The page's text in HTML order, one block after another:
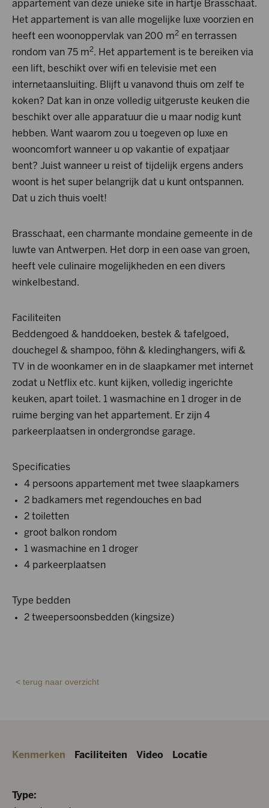
appartement van deze unieke site in hartje Brasschaat.
Het appartement is van alle mogelijke luxe voorzien en
heeft een woonoppervlak van 200 m2 en terrassen
rondom van 75 m2. Het appartement is te bereiken via
een lift, beschikt over wifi en televisie met een
internetaansluiting. Blijft u vanavond thuis om zelf te
koken? Dat kan in onze volledig uitgeruste keuken die
beschikt over alle apparatuur die u maar nodig kunt
hebben. Want waarom zou u toegeven op luxe en
wooncomfort wanneer u op vakantie of expatjaar
bent? Juist wanneer u reist of tijdelijk ergens anders
woont is het super belangrijk dat u kunt ontspannen.
Dat u zich thuis voelt!
Brasschaat, een charmante mondaine gemeente in de
luwte van Antwerpen. Het dorp in een oase van groen,
heeft vele culinaire mogelijkheden en een divers
winkelbestand.
Faciliteiten
Beddengoed & handdoeken, bestek & tafelgoed,
douchegel & shampoo, föhn & kledinghangers, wifi &
TV in de woonkamer en in de slaapkamer met internet
zodat u Netflix etc. kunt kijken, volledig ingerichte
keuken, apart toilet. 1 wasmachine en 1 droger in de
ruime berging van het appartement. Er zijn 4
parkeerplaatsen in ondergrondse garage.
Specificaties
4 persoons appartement met twee slaapkamers
2 badkamers met regendouches en bad
2 toiletten
groot balkon rondom
1 wasmachine en 1 droger
4 parkeerplaatsen
Type bedden
2 tweepersoonsbedden (kingsize)
< terug naar overzicht
Kenmerken Faciliteiten Video Locatie
Type: